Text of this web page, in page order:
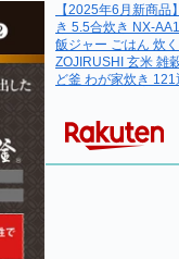
【2025年6月新商
き 5.5合炊き NX-
飯ジャー ごはん 炊
ZOJIRUSHI 玄米 雑
ど釜 わが家炊き 121